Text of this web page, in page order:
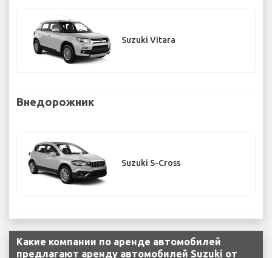
Suzuki Vitara
Внедорожник
Suzuki S-Cross
Какие компании по аренде автомобилей
предлагают аренду автомобилей Suzuki от